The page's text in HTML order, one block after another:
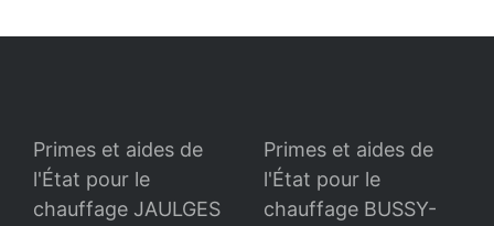
Primes et aides de
l'État pour le
chauffage JAULGES
Primes et aides de
l'État pour le
chauffage BUSSY-